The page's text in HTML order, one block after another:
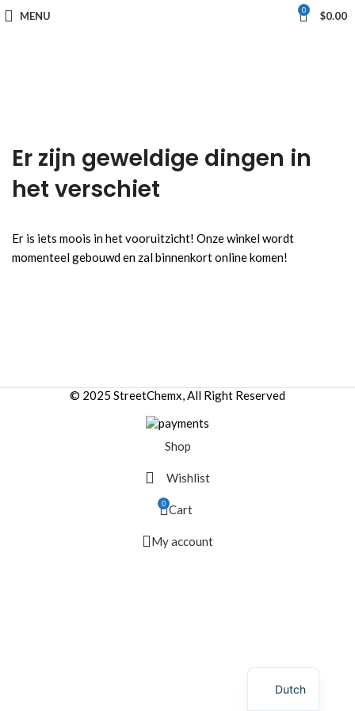
MENU 0 $0.00
Er zijn geweldige dingen in
het verschiet
Er is iets moois in het vooruitzicht! Onze winkel wordt
momenteel gebouwd en zal binnenkort online komen!
© 2025 StreetChemx, All Right Reserved
Shop
Wishlist
0 Cart
My account
Dutch